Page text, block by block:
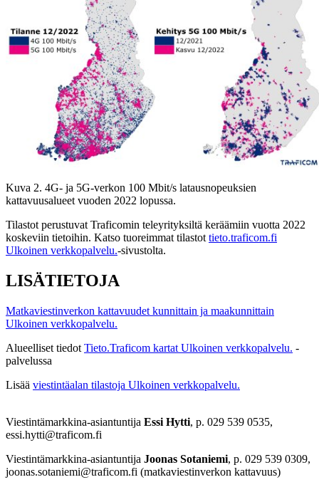
Kuva 2. 4G- ja 5G-verkon 100 Mbit/s latausnopeuksien
kattavuusalueet vuoden 2022 lopussa.
Tilastot perustuvat Traficomin teleyrityksiltä keräämiin vuotta 2022
koskeviin tietoihin. Katso tuoreimmat tilastottieto.traficom.fi
Ulkoinen verkkopalvelu.-sivustolta.
LISÄTIETOJA
Matkaviestinverkon kattavuudet kunnittain ja maakunnittain
Ulkoinen verkkopalvelu.
Alueelliset tiedot Tieto.Traficom kartat Ulkoinen verkkopalvelu. -
palvelussa
Lisää viestintäalan tilastoja Ulkoinen verkkopalvelu.
Viestintämarkkina-asiantuntija Essi Hytti, p. 029 539 0535,
essi.hytti@traficom.fi
Viestintämarkkina-asiantuntija Joonas Sotaniemi, p. 029 539 0309,
joonas.sotaniemi@traficom.fi (matkaviestinverkon kattavuus)